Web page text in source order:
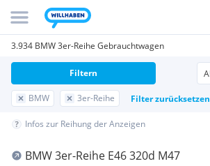
3.934 BMW 3er-Reihe Gebrauchtwagen
BMW 3er-Reihe Filter zurücksetzen
Filtern
Infos zur Reihung der Anzeigen
BMW 3er-Reihe E46 320d M47